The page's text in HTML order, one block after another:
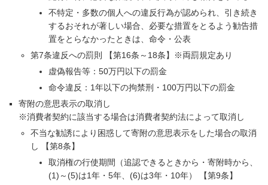
不特定・多数の個人への違反行為が認められ、引き続き
するおそれが著しい場合、必要な措置をとるよう勧告措
置をとらなかったときは、命令・公表
第7条違反への罰則 【第16条～18条】※両罰規定あり
虚偽報告等：50万円以下の罰金
命令違反：1年以下の拘禁刑・100万円以下の罰金
寄附の意思表示の取消し
※消費者契約に該当する場合は消費者契約法によって取消し
不当な勧誘により困惑して寄附の意思表示をした場合の取消
し 【第8条】
取消権の行使期間（追認できるときから・寄附時から、
(1)～(5)は1年・5年、(6)は3年・10年） 【第9条】